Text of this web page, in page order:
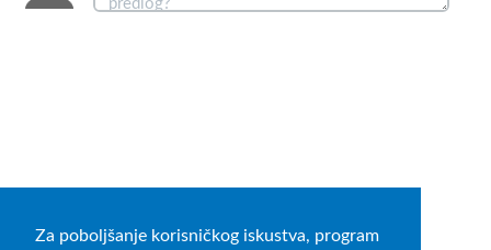
Za poboljšanje korisničkog iskustva, program